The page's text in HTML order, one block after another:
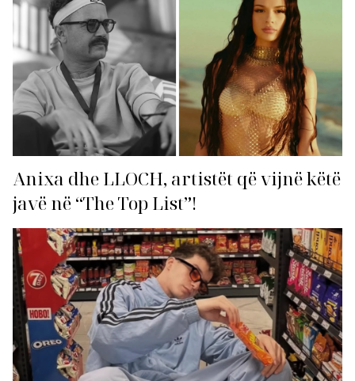
Anixa dhe LLOCH, artistët që vijnë këtë
javë në “The Top List”!